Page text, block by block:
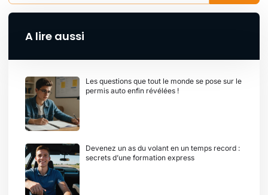
A lire aussi
Les questions que tout le monde se pose sur le
permis auto enfin révélées !
Devenez un as du volant en un temps record :
secrets d’une formation express